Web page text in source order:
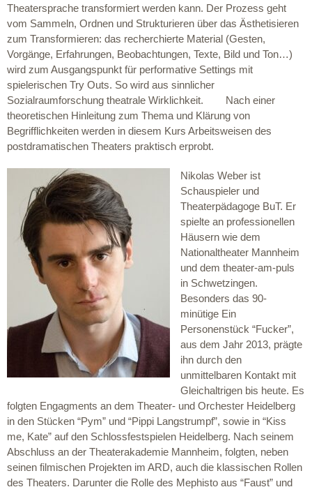
Theatersprache transformiert werden kann. Der Prozess geht
vom Sammeln, Ordnen und Strukturieren über das Ästhetisieren
zum Transformieren: das recherchierte Material (Gesten,
Vorgänge, Erfahrungen, Beobachtungen, Texte, Bild und Ton…)
wird zum Ausgangspunkt für performative Settings mit
spielerischen Try Outs. So wird aus sinnlicher
Sozialraumforschung theatrale Wirklichkeit. Nach einer
theoretischen Hinleitung zum Thema und Klärung von
Begrifflichkeiten werden in diesem Kurs Arbeitsweisen des
postdramatischen Theaters praktisch erprobt.
Nikolas Weber ist
Schauspieler und
Theaterpädagoge BuT. Er
spielte an professionellen
Häusern wie dem
Nationaltheater Mannheim
und dem theater-am-puls
in Schwetzingen.
Besonders das 90-
minütige Ein
Personenstück “Fucker”,
aus dem Jahr 2013, prägte
ihn durch den
unmittelbaren Kontakt mit
Gleichaltrigen bis heute. Es
folgten Engagments an dem Theater- und Orchester Heidelberg
in den Stücken “Pym” und “Pippi Langstrumpf”, sowie in “Kiss
me, Kate” auf den Schlossfestspielen Heidelberg. Nach seinem
Abschluss an der Theaterakademie Mannheim, folgten, neben
seinen filmischen Projekten im ARD, auch die klassischen Rollen
des Theaters. Darunter die Rolle des Mephisto aus “Faust” und